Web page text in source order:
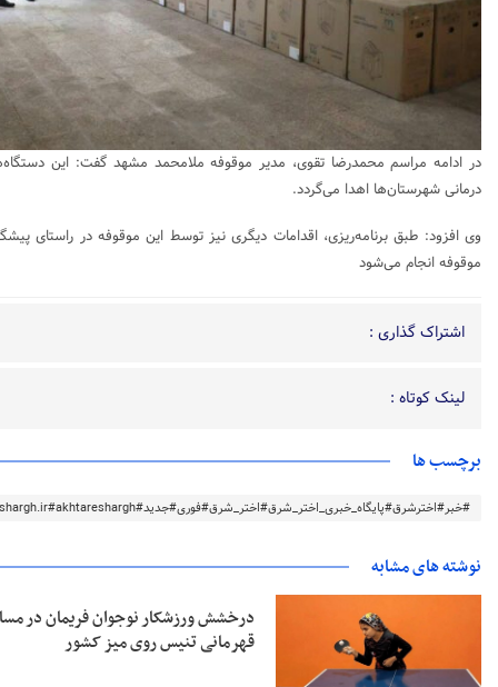
در ادامه مراسم محمدرضا تقوی، مدیر موقوفه ملامحمد مشهد گفت: این
درمانی شهرستان‌ها اهدا می‌گردد.
وی افزود: طبق برنامه‌ریزی، اقدامات دیگری نیز توسط این موقوفه در راستای
موقوفه انجام می‌شود
اشتراک گذاری :
لینک کوتاه :
برچسب ها
#خبر#اخترشرق#پایگاه_خبری_اختر_شرق#اختر_شرق#فوری#جدید#akhtareshargh.ir#akhtareshargh#خراسان#خراسان_رضوی
نوشته های مشابه
درخشش ورزشکار نوجوان فریمان در
قهرمانی تنیس روی میز کشور